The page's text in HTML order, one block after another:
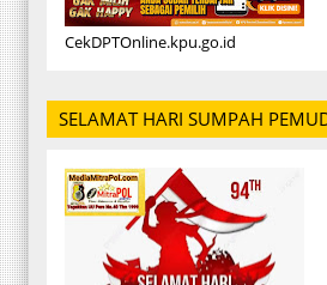
CekDPTOnline.kpu.go.id
SELAMAT HARI SUMPAH